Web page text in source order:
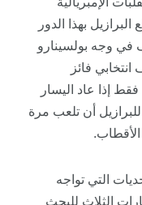
بهذا الدور
في وجه بولسينارو
فائز
الرئاسية المقبلة عام 2022. فقط إذا عاد اليسار
أن تلعب مرة
التي تواجه
الثلاث للبحث